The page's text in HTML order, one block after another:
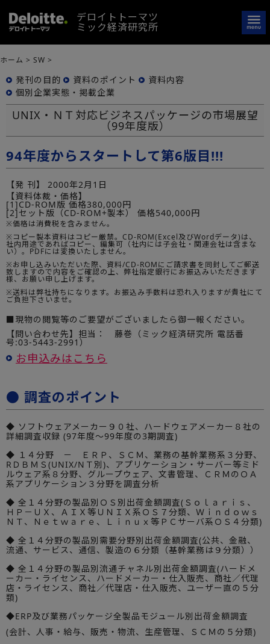
デロイトトーマツ
ミック経済研究所
ホーム > SW >
発刊の目的 資料のポイント
資料内容
個別企業実態・掲載企業
UNIX・ＮＴ対応ビジネスパッケージの市場展望
（99年度版）
94年度からスタートして第6版目!!!
【発 刊】
2000年2月1日
【資料体裁・価格】
[1]CD-ROM版 価格380,000円
[2]セット版（CD-ROM+製本） 価格540,000円
※価格は消費税を含みません。
※コピー製本資料はコピー厳禁。CD-ROM(Excel及びWordデータ)は、
社内用途であればコピー、編集可（社内には子会社・関連会社は含まな
い）。PDFには変換いたしません。
※お申し込みいただいた際、資料/CD-ROMにご請求書を同封してご郵送
致しますので内容をご確認の上、弊社指定銀行にお振込みいただきます
様、お願い申し上げます。
※送料は弊社持ちになります。お振込み手数料は恐れ入りますが貴社にて
ご負担下さいませ。
■現物の閲覧等のご要望がございましたら御一報ください。
【問い合わせ先】担当： 藤巻（ミック経済研究所 電話番
号:03-5443-2991）
お申込みはこちら
● 調査のポイント
◆ ソフトウェアメーカー９０社、ハードウェアメーカー８社の
詳細調査収録 (97年度～99年度の3期調査)
◆ １４分野 － ＥＲＰ、ＳＣＭ、業務の基幹業務系３分野、
RＤＢＭＳ(UNIX/NＴ別)、アプリケーション・サーバー等ミド
ルウェア系８分野、グループウェア、文書管理、ＣＲＭのＯＡ
系アプリケーション３分野を調査分析
◆ 全１４分野の製品別ＯＳ別出荷金額調査(Ｓｏｌａｒｉｓ、
ＨＰ－ＵＸ、ＡＩＸ等ＵＮＩＸ系ＯＳ７分類、Ｗｉｎｄｏｗｓ
ＮＴ、Ｎｅｔｗａｒｅ、Ｌｉｎｕｘ等ＰＣサーバ系ＯＳ４分類)
◆ 全１４分野の製品別需要分野別出荷金額調査(公共、金融、
流通、サービス、通信、製造の６分類（基幹業務は９分類））
◆ 全１４分野の製品別流通チャネル別出荷金額調査(ハードメ
ーカー・ライセンス、ハードメーカー・仕入販売、商社／代理
店・ライセンス、商社／代理店・仕入販売、ユーザー直の５分
類)
◆ERP及び業務パッケージ全製品モジュール別出荷金額調査
(会計、人事・給与、販売・物流、生産管理、ＳＣＭの５分類)